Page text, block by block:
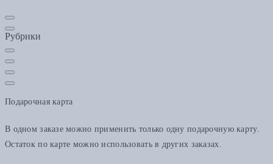
Рубрики
Подарочная карта
В одном заказе можно применить только одну подарочную карту.
Остаток по карте можно использовать в других заказах.